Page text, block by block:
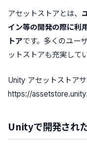
アセットストアとは、
イン等の開発の際に利
トアです。多くのユー
ットストアも充実してい
Unity アセットストア
https://
Unityで開発され